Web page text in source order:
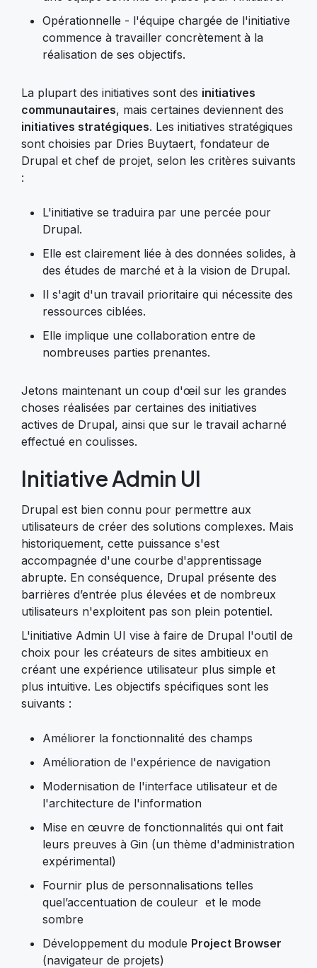
Opérationnelle - l'équipe chargée de l'initiative
commence à travailler concrètement à la
réalisation de ses objectifs.
La plupart des initiatives sont des initiatives
communautaires, mais certaines deviennent des
initiatives stratégiques. Les initiatives stratégiques
sont choisies par Dries Buytaert, fondateur de
Drupal et chef de projet, selon les critères suivants
:
L'initiative se traduira par une percée pour
Drupal.
Elle est clairement liée à des données solides, à
des études de marché et à la vision de Drupal.
Il s'agit d'un travail prioritaire qui nécessite des
ressources ciblées.
Elle implique une collaboration entre de
nombreuses parties prenantes.
Jetons maintenant un coup d'œil sur les grandes
choses réalisées par certaines des initiatives
actives de Drupal, ainsi que sur le travail acharné
effectué en coulisses.
Initiative Admin UI
Drupal est bien connu pour permettre aux
utilisateurs de créer des solutions complexes. Mais
historiquement, cette puissance s'est
accompagnée d'une courbe d'apprentissage
abrupte. En conséquence, Drupal présente des
barrières d’entrée plus élevées et de nombreux
utilisateurs n'exploitent pas son plein potentiel.
L'initiative Admin UI vise à faire de Drupal l'outil de
choix pour les créateurs de sites ambitieux en
créant une expérience utilisateur plus simple et
plus intuitive. Les objectifs spécifiques sont les
suivants :
Améliorer la fonctionnalité des champs
Amélioration de l'expérience de navigation
Modernisation de l'interface utilisateur et de
l'architecture de l'information
Mise en œuvre de fonctionnalités qui ont fait
leurs preuves à Gin (un thème d'administration
expérimental)
Fournir plus de personnalisations telles
quel’accentuation de couleur et le mode
sombre
Développement du module Project Browser
(navigateur de projets)